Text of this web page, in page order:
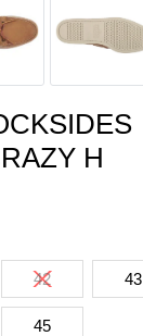
H
42 43
45